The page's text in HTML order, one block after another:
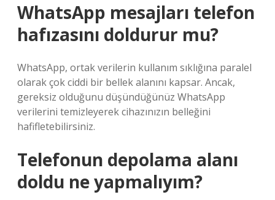
WhatsApp mesajları telefon
hafızasını doldurur mu?
WhatsApp, ortak verilerin kullanım sıklığına paralel
olarak çok ciddi bir bellek alanını kapsar. Ancak,
gereksiz olduğunu düşündüğünüz WhatsApp
verilerini temizleyerek cihazınızın belleğini
hafifletebilirsiniz.
Telefonun depolama alanı
doldu ne yapmalıyım?